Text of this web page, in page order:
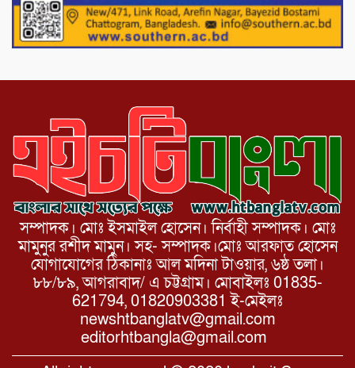
১১ দলীয় ঐক্য পোরশা উপজেলা শাখার
সম্পাদক। মোঃ ইসমাইল হোসেন। নির্বাহী সম্পাদক। মোঃ
মামুনুর রশীদ মামুন। সহ- সম্পাদক।মোঃ আরফাত হোসেন
যোগাযোগের ঠিকানাঃ আল মদিনা টাওয়ার, ৬ষ্ঠ তলা।
৮৮/৮৯, আগরাবাদ/ এ চট্টগ্রাম। মোবাইলঃ 01835-
621794, 01820903381 ই-মেইলঃ
newshtbanglatv@gmail.com
editorhtbangla@gmail.com